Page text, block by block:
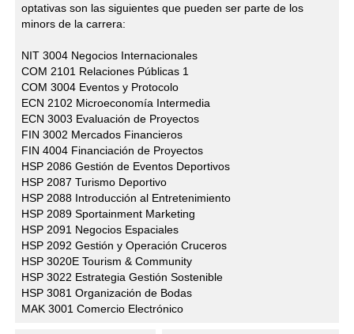
optativas son las siguientes que pueden ser parte de los
minors de la carrera:
NIT 3004 Negocios Internacionales
COM 2101 Relaciones Públicas 1
COM 3004 Eventos y Protocolo
ECN 2102 Microeconomía Intermedia
ECN 3003 Evaluación de Proyectos
FIN 3002 Mercados Financieros
FIN 4004 Financiación de Proyectos
HSP 2086 Gestión de Eventos Deportivos
HSP 2087 Turismo Deportivo
HSP 2088 Introducción al Entretenimiento
HSP 2089 Sportainment Marketing
HSP 2091 Negocios Espaciales
HSP 2092 Gestión y Operación Cruceros
HSP 3020E Tourism & Community
HSP 3022 Estrategia Gestión Sostenible
HSP 3081 Organización de Bodas
MAK 3001 Comercio Electrónico